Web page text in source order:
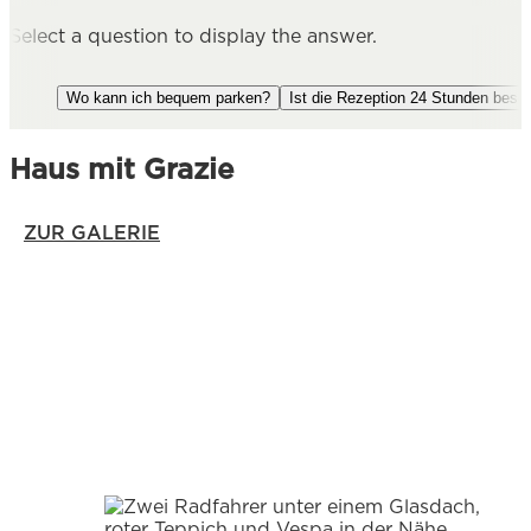
Select a question to display the answer.
Wo kann ich bequem parken? Ist die Rezeption 24 Stunden
Haus mit Grazie
ZUR GALERIE